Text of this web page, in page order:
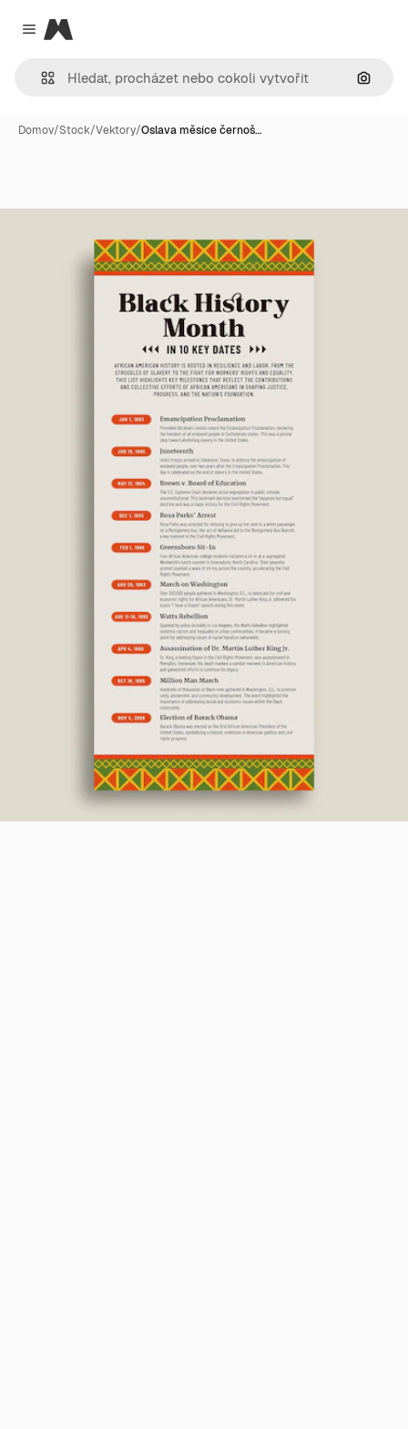
Close menu
Magnific
Hledat
Domov/Stock/Vektory/Oslava měsíce černoš…